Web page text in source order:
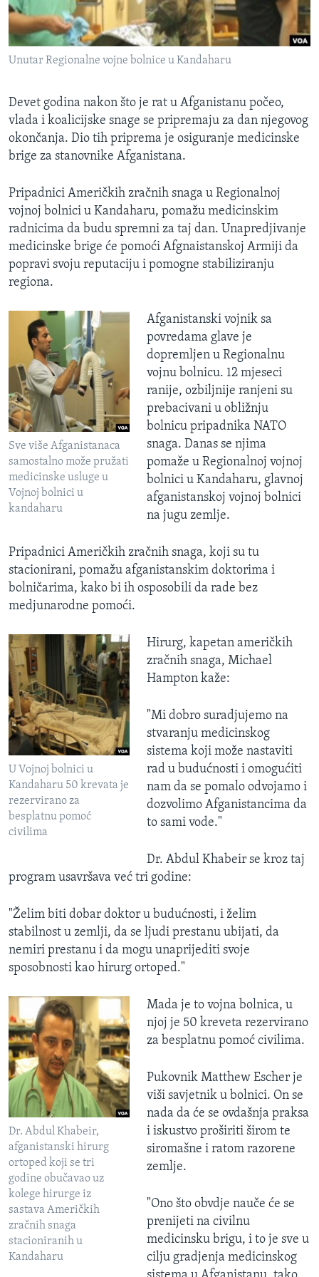
MAGAZIN
O GLASU AMERIKE
PRATITE NAS
Unutar Regionalne vojne bolnice u Kandaharu
Devet godina nakon što je rat u Afganistanu počeo,
vlada i koalicijske snage se pripremaju za dan njegovog
okončanja. Dio tih priprema je osiguranje medicinske
brige za stanovnike Afganistana.
Pripadnici Američkih zračnih snaga u Regionalnoj
vojnoj bolnici u Kandaharu, pomažu medicinskim
radnicima da budu spremni za taj dan. Unapredjivanje
medicinske brige će pomoći Afgnaistanskoj Armiji da
popravi svoju reputaciju i pomogne stabiliziranju
regiona.
Sve više Afganistanaca
samostalno može pružati
medicinske usluge u
Vojnoj bolnici u
kandaharu
Afganistanski vojnik sa
povredama glave je
dopremljen u Regionalnu
vojnu bolnicu. 12 mjeseci
ranije, ozbiljnije ranjeni su
prebacivani u obližnju
bolnicu pripadnika NATO
snaga. Danas se njima
pomaže u Regionalnoj vojnoj
bolnici u Kandaharu, glavnoj
afganistanskoj vojnoj bolnici
na jugu zemlje.
Pripadnici Američkih zračnih snaga, koji su tu
stacionirani, pomažu afganistanskim doktorima i
bolničarima, kako bi ih osposobili da rade bez
medjunarodne pomoći.
U Vojnoj bolnici u
Kandaharu 50 krevata je
rezervirano za
besplatnu pomoć
civilima
Hirurg, kapetan američkih
zračnih snaga, Michael
Hampton kaže:
"Mi dobro suradjujemo na
stvaranju medicinskog
sistema koji može nastaviti
rad u budućnosti i omogućiti
nam da se pomalo odvojamo i
dozvolimo Afganistancima da
to sami vode."
Dr. Abdul Khabeir se kroz taj
program usavršava već tri godine:
"Želim biti dobar doktor u budućnosti, i želim
stabilnost u zemlji, da se ljudi prestanu ubijati, da
nemiri prestanu i da mogu unaprijediti svoje
sposobnosti kao hirurg ortoped."
Dr. Abdul Khabeir,
afganistanski hirurg
ortoped koji se tri
godine obučavao uz
kolege hirurge iz
sastava Američkih
zračnih snaga
stacioniranih u
Kandaharu
Mada je to vojna bolnica, u
njoj je 50 kreveta rezervirano
za besplatnu pomoć civilima.
Pukovnik Matthew Escher je
viši savjetnik u bolnici. On se
nada da će se ovdašnja praksa
i iskustvo proširiti širom te
siromašne i ratom razorene
zemlje.
"Ono što obvdje nauče će se
prenijeti na civilnu
medicinsku brigu, i to je sve u
cilju gradjenja medicinskog